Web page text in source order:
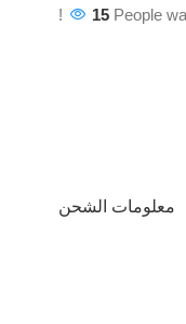
15 People
معلومات الشحن